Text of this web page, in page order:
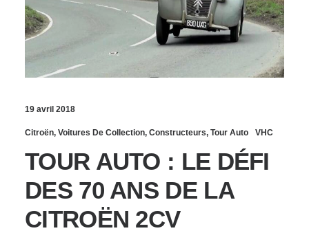
19 avril 2018
Citroën, Voitures De Collection, Constructeurs, Tour Auto VHC
TOUR AUTO : LE DÉFI
DES 70 ANS DE LA
CITROËN 2CV